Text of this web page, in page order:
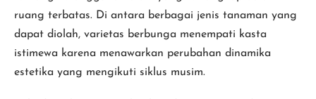
ruang terbatas. Di antara berbagai jenis tanaman yang
dapat diolah, varietas berbunga menempati kasta
istimewa karena menawarkan perubahan dinamika
estetika yang mengikuti siklus musim.